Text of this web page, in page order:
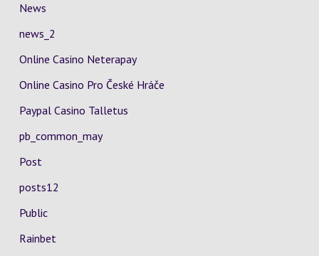
News
news_2
Online Casino Neterapay
Online Casino Pro České Hráče
Paypal Casino Talletus
pb_common_may
Post
posts12
Public
Rainbet